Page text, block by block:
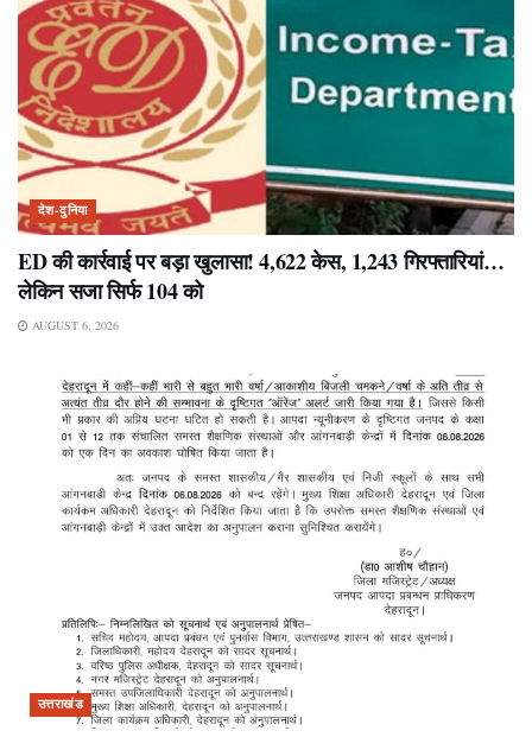
देश-दुनिया
ED की कार्रवाई पर बड़ा खुलासा! 4,622 केस, 1,243 गिरफ्तारियां…
लेकिन सजा सिर्फ 104 को
AUGUST 6, 2026
उत्तराखंड